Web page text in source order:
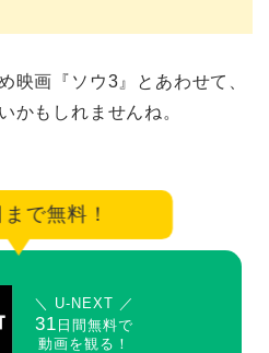
映画『ソウ3』とあわせて、
かもしれませんね。
で無料！
＼ U-NEXT ／
31 日間無料で
動画を観る！